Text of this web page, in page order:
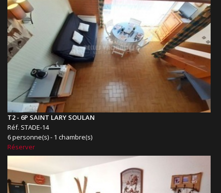
T2 - 6P SAINT LARY SOULAN
Réf. STADE-14
6 personne(s) - 1 chambre(s)
Réserver